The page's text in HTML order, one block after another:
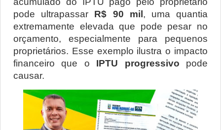
pode ultrapassar R$ 90 mil , uma quantia
extremamente elevada que pode pesar no
orçamento, especialmente para pequenos
proprietários. Esse exemplo ilustra o impacto
financeiro que o IPTU progressivo pode
causar.